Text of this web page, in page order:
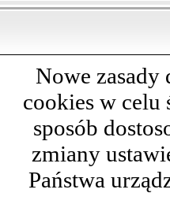
Nowe zasady
cookies w celu
sposób
zmiany
Państwa